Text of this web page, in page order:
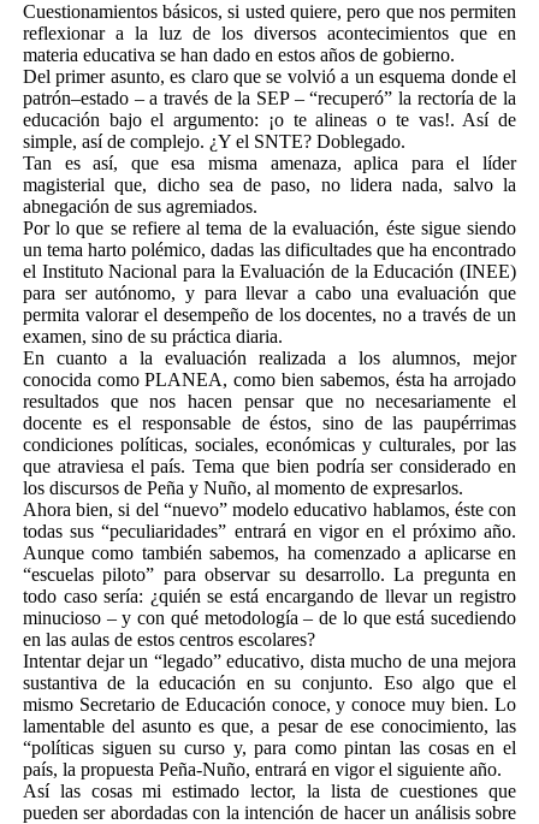
Cuestionamientos básicos, si usted quiere, pero que nos permiten
reflexionar a la luz de los diversos acontecimientos que en
materia educativa se han dado en estos años de gobierno.
Del primer asunto, es claro que se volvió a un esquema donde el
patrón–estado – a través de la SEP – “recuperó” la rectoría de la
educación bajo el argumento: ¡o te alineas o te vas!. Así de
simple, así de complejo. ¿Y el SNTE? Doblegado.
Tan es así, que esa misma amenaza, aplica para el líder
magisterial que, dicho sea de paso, no lidera nada, salvo la
abnegación de sus agremiados.
Por lo que se refiere al tema de la evaluación, éste sigue siendo
un tema harto polémico, dadas las dificultades que ha encontrado
el Instituto Nacional para la Evaluación de la Educación (INEE)
para ser autónomo, y para llevar a cabo una evaluación que
permita valorar el desempeño de los docentes, no a través de un
examen, sino de su práctica diaria.
En cuanto a la evaluación realizada a los alumnos, mejor
conocida como PLANEA, como bien sabemos, ésta ha arrojado
resultados que nos hacen pensar que no necesariamente el
docente es el responsable de éstos, sino de las paupérrimas
condiciones políticas, sociales, económicas y culturales, por las
que atraviesa el país. Tema que bien podría ser considerado en
los discursos de Peña y Nuño, al momento de expresarlos.
Ahora bien, si del “nuevo” modelo educativo hablamos, éste con
todas sus “peculiaridades” entrará en vigor en el próximo año.
Aunque como también sabemos, ha comenzado a aplicarse en
“escuelas piloto” para observar su desarrollo. La pregunta en
todo caso sería: ¿quién se está encargando de llevar un registro
minucioso – y con qué metodología – de lo que está sucediendo
en las aulas de estos centros escolares?
Intentar dejar un “legado” educativo, dista mucho de una mejora
sustantiva de la educación en su conjunto. Eso algo que el
mismo Secretario de Educación conoce, y conoce muy bien. Lo
lamentable del asunto es que, a pesar de ese conocimiento, las
“políticas siguen su curso y, para como pintan las cosas en el
país, la propuesta Peña-Nuño, entrará en vigor el siguiente año.
Así las cosas mi estimado lector, la lista de cuestiones que
pueden ser abordadas con la intención de hacer un análisis sobre